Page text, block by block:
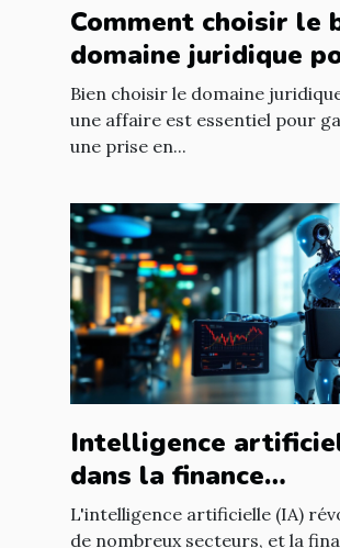
Comment choisir le
domaine juridique
votre affaire ?
Bien choisir le domaine
une affaire est essentiel pour
une prise en...
Intelligence
dans la finance
opportunités de
L'intelligence artificielle (IA)
de nombreux secteurs, et la